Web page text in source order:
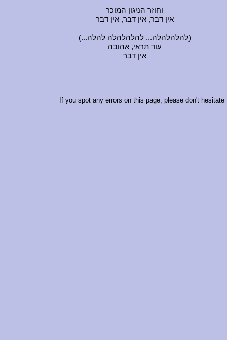
וחוזר הניגון המוכר
אין דבר, אין דבר, אין דבר
(...להלהלהלה... להלהלהלה להלה)
עוד תראי, אהובה
אין דבר
If you spot any errors on this page, please don't